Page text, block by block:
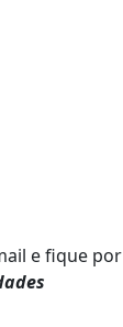
e fique por